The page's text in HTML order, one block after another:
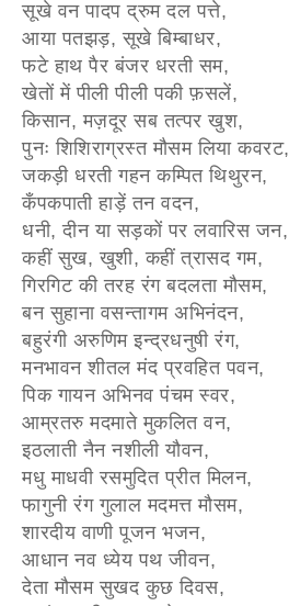
सूखे वन पादप द्रुम दल पत्ते,
आया पतझड़, सूखे बिम्बाधर,
फटे हाथ पैर बंजर धरती सम,
खेतों में पीली पीली पकी फ़सलें,
किसान, मज़दूर सब तत्पर खुश,
पुनः शिशिराग्रस्त मौसम लिया कवरट,
जकड़ी धरती गहन कम्पित थिथुरन,
कँपकपाती हाड़ें तन वदन,
धनी, दीन या सड़कों पर लवारिस जन,
कहीं सुख, खुशी, कहीं त्रासद गम,
गिरगिट की तरह रंग बदलता मौसम,
बन सुहाना वसन्तागम अभिनंदन,
बहुरंगी अरुणिम इन्द्रधनुषी रंग,
मनभावन शीतल मंद प्रवहित पवन,
पिक गायन अभिनव पंचम स्वर,
आम्रतरु मदमाते मुकलित वन,
इठलाती नैन नशीली यौवन,
मधु माधवी रसमुदित प्रीत मिलन,
फागुनी रंग गुलाल मदमत्त मौसम,
शारदीय वाणी पूजन भजन,
आधान नव ध्येय पथ जीवन,
देता मौसम सुखद कुछ दिवस,